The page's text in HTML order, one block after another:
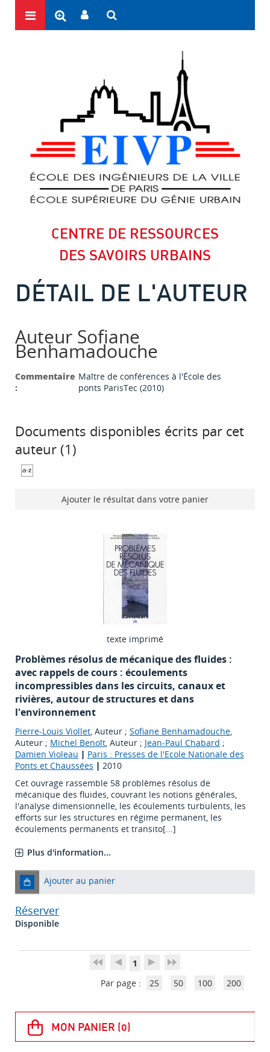
CENTRE DE RESSOURCES
DES SAVOIRS URBAINS
DÉTAIL DE L'AUTEUR
Auteur Sofiane
Benhamadouche
Commentaire
:
Maître de conférences à l'École des
ponts ParisTec (2010)
Documents disponibles écrits par cet
auteur (1 )
Ajouter le résultat dans votre panier
texte imprimé
Problèmes résolus de mécanique des fluides :
avec rappels de cours : écoulements
incompressibles dans les circuits, canaux et
rivières, autour de structures et dans
l'environnement
Pierre-Louis Viollet, Auteur ; Sofiane Benhamadouche,
Auteur ; Michel Benoît, Auteur ; Jean-Paul Chabard ;
Damien Violeau | Paris : Presses de l'Ecole Nationale des
Ponts et Chaussées | 2010
Cet ouvrage rassemble 58 problèmes résolus de
mécanique des fluides, couvrant les notions générales,
l'analyse dimensionnelle, les écoulements turbulents, les
efforts sur les structures en régime permanent, les
écoulements permanents et transito[...]
Plus d'information...
Ajouter au panier
Réserver
Disponible
1
Par page :
25 50 100 200